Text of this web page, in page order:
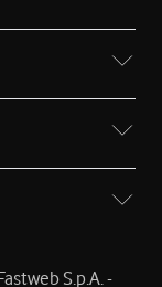
S.p.A. -